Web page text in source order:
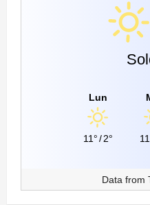
Lun
11°/ 2°
Data from